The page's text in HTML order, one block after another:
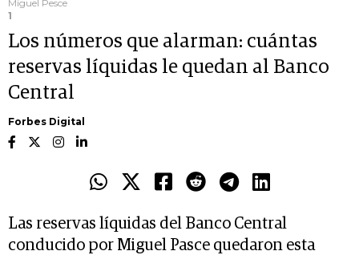
Miguel Pesce
1
Los números que alarman: cuántas
reservas líquidas le quedan al Banco
Central
Forbes Digital
Las reservas líquidas del Banco Central
conducido por Miguel Pasce quedaron esta